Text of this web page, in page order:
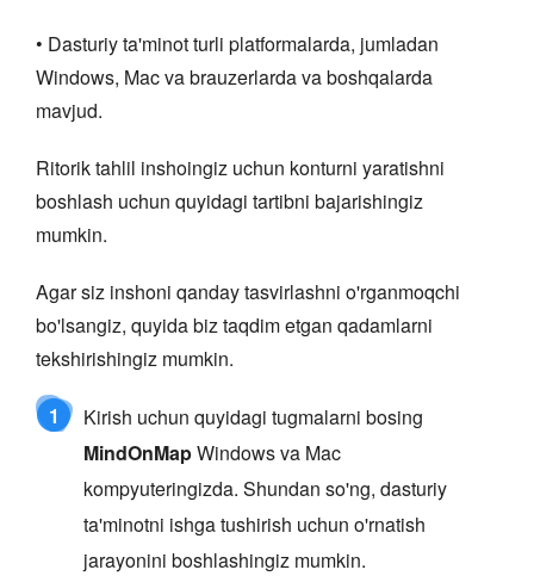
• Dasturiy ta'minot turli platformalarda, jumladan
Windows, Mac va brauzerlarda va boshqalarda
mavjud.
Ritorik tahlil inshoingiz uchun konturni yaratishni
boshlash uchun quyidagi tartibni bajarishingiz
mumkin.
Agar siz inshoni qanday tasvirlashni o'rganmoqchi
bo'lsangiz, quyida biz taqdim etgan qadamlarni
tekshirishingiz mumkin.
1
Kirish uchun quyidagi tugmalarni bosing
MindOnMapWindows va Mac
kompyuteringizda. Shundan so'ng, dasturiy
ta'minotni ishga tushirish uchun o'rnatish
jarayonini boshlashingiz mumkin.